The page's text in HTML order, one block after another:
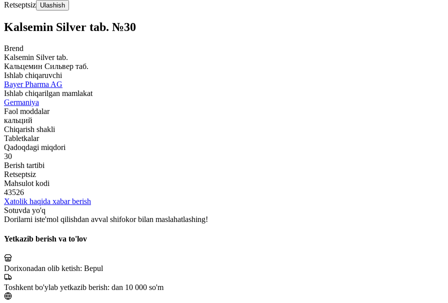
Retseptsiz Ulashish
Kalsemin Silver tab. №30
Brend
Kalsemin Silver tab.
Кальцемин Сильвер таб.
Ishlab chiqaruvchi
Bayer Pharma AG
Ishlab chiqarilgan mamlakat
Germaniya
Faol moddalar
кальций
Chiqarish shakli
Tabletkalar
Qadoqdagi miqdori
30
Berish tartibi
Retseptsiz
Mahsulot kodi
43526
Xatolik haqida xabar berish
Sotuvda yo'q
Dorilarni iste'mol qilishdan avval shifokor bilan maslahatlashing!
Yetkazib berish va to'lov
Dorixonadan olib ketish: Bepul
Toshkent bo'ylab yetkazib berish: dan 10 000 so'm